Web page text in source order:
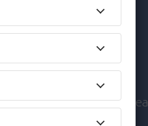
mai
de ofertele unice înaintea